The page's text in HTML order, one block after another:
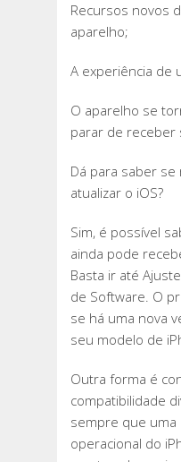
Recursos novos
aparelho;
A experiência de
O aparelho se
parar de receber
Dá para saber
atualizar o iOS?
Sim, é possível
ainda pode
Basta ir até
de Software. O
se há uma nova
seu modelo de
Outra forma é
compatibilidade
sempre que uma
operacional do